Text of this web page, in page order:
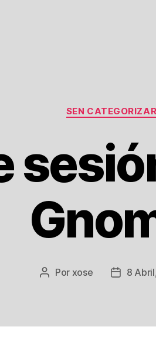
Categorías
SEN CATEGORIZAR
Autor
Por xose
Data
8